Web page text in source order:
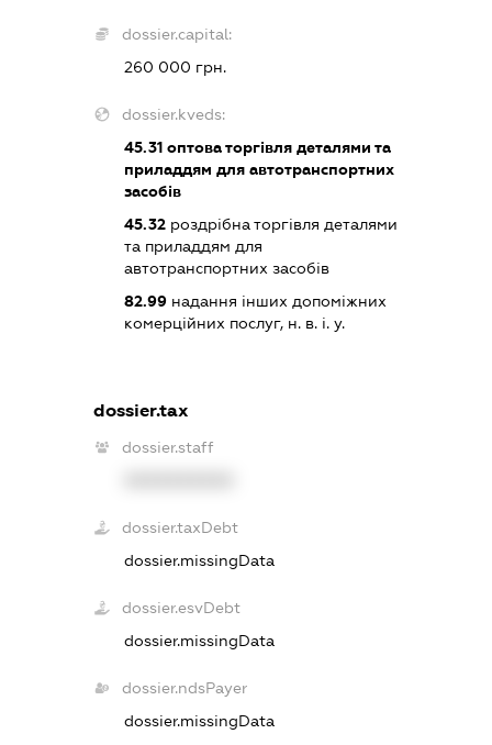
dossier.capital:
260 000 грн.
dossier.kveds:
45.31оптова торгівля деталями та
приладдям для автотранспортних
засобів
45.32роздрібна торгівля деталями
та приладдям для
автотранспортних засобів
82.99надання інших допоміжних
комерційних послуг, н. в. і. у.
dossier.tax
dossier.staff
dossier.taxDebt
dossier.missingData
dossier.esvDebt
dossier.missingData
dossier.ndsPayer
dossier.missingData